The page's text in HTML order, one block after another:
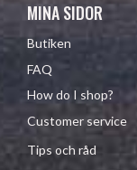
MINA SIDOR
Butiken
FAQ
How do I shop?
Customer service
Tips och råd